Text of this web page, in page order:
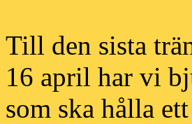
Till den sista
16 april har vi
som ska hålla